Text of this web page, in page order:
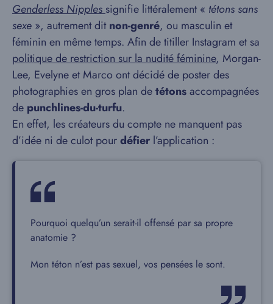
Genderless Nipples signifie littéralement « tétons sans
sexe », autrement ditnon-genré, ou masculin et
féminin en même temps. Afin de titiller Instagram et sa
politique de restriction sur la nudité féminine, Morgan-
Lee, Evelyne et Marco ont décidé de poster des
photographies en gros plan detétonsaccompagnées
de punchlines-du-turfu.
En effet, les créateurs du compte ne manquent pas
d’idée ni de culot pourdéfier l’application :
Pourquoi quelqu’un serait-il offensé par sa propre
anatomie ?
Mon téton n’est pas sexuel, vos pensées le sont.